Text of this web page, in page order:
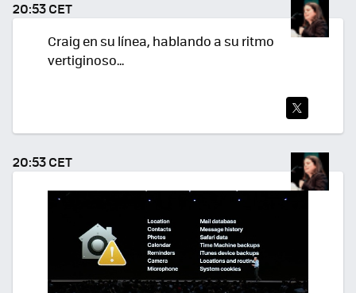
R
20:53 CET
Craig en su línea, hablando a su ritmo
vertiginoso...
TWI
TEA
R
20:53 CET